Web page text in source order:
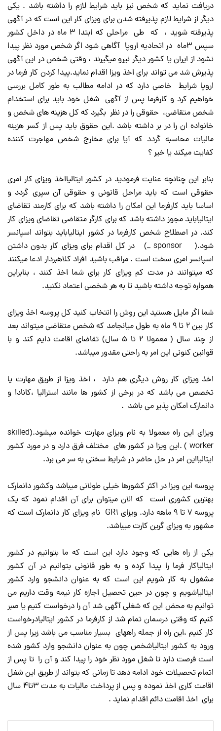
دریافت نماید که شخص نیز باید شرایط لازم را داشته باشد . یکی
دیگر از شرایط لازم پذیرفته شدن برای ویزای کار این است که در آگهی
پذیرفته شوید ، که طی مراحلی که ابتدا ۳ ماه در داخل کشور
سپس ۳ماه در اتحادیه اروپا آگاهی شود اگر شخص مورد نظر پیدا
نشود از ایران یا کشور دیگر نیرو میگیرند ، وقتی شخص در این آگهی
پذیرش شد می تواند برای اخذ ویزا اقدام نماید.پیدا کردن کار فرما در
اروپا شرایط خاصی دارد که در ادامه مطالب به طور کامل بررسی
خواهیم کرد و کارفرما پس از آگهی شغل خود باید برای استخدام
شخص متقاضی، حقوقی را در نظر بگیرد که کل هزینه های شخص و
خانواده ان را در بر داشته باشد .این حقوق باید پس از کسر هزینه
مالیات محاسبه گردد که آیا برای مخارج شخص مهاجرت کننده
کفایت میکند یا خیر ؟
بنابر این چنانچه عنایت فرمودید در کشور ایتالیااخذ ویزای کار امری
حقوقی است که باید مراحل قانونی و حقوقی آن سپری گردد و
اساسا باید کارفرما این امکان را داشته باشد که برای کارمند تقاضای
ایتالیاباید مجوز داشته باشد که برای کارگر متقاضی تقاضای ویزای کار
کند. در اصطلاح شخص کارفرما در کشور ایتالیاباید بتواند اسپانسر
شود.( sponsor _) در کل اقدام برای ویزای کار بدون داشتن
اسپانسر امری سخت است . مراقب باشید افراد کلاهبردار ادعا میکنند
که میتوانند در مدت کم ویزای کار برای شما اخذ کنند ، بنابراین
همواره توجه داشته باشید تا به هر شخصی اعتماد نکنید.
شما اگر مایل هستید این روش را انتخاب کنید کل پروسه اخذ ویزای
کار بین ۲ تا ۹ ماه به طول میانجامد که شخص متقاضی میتواند بعد
از چند سال ( معمولا ۲ تا ۵ سال) تقاضای اقامت دایم کند و با
قوانین کنونی این امر به راحتی مقدور میباشد.
اخذ ویزای کار روش دیگری هم دارد ، اخذ ویزا از طریق مهارت یا
تخصص می باشد که در برخی از کشور ها مانند استرالیا ،کانادا و
دانمارک امکان پذیر می باشد .
ویزای این راه معمولا به نام ویزای مهارت خوانده میشود.(skilled
worker ) .این ویزا در کشور های مختلف فرق دارد و در مورد کشور
ایتالیااین امر در حل حاضر در شرایط سختی به سر می برد.
پروسه این ویزا در اکثر کشورها خیلی طولانی میباشد وکشور دانمارک
بهترین کشوری است که الان میتوان برای آن اقدام نمود که یک
پروسه ۷ تا ۹ ماهه دارد. ویزای GR1 نام ویزای کار دانمارک است که
مشهور به ویزای گرین کارت میباشد.
یکی از راه هایی که وجود دارد این است که ما بتوانیم در کشور
ایتالیاکار فرما را پیدا کرده و به طور قانونی بتوانیم در آن کشور
مشغول به کار شویم این است که به عنوان دانشجو وارد کشور
ایتالیاشویم و چون در حین تحصیل اجازه کار نیمه وقت داریم می
توانیم به محض این که شغلی آگهی شد آن را درخواست کنیم یا صبر
کنیم که وقتی درسمان تمام شد از کارفرما در کشور ایتالیادرخواست
کار کنیم ،این راه از جمله راههای بسیار مناسب می باشد زیرا پس از
ورود به کشور ایتالیاشخص چون به عنوان دانشجو وارد کشور شده
است فرصت دارد تا شغل مورد نظر خود را پیدا کند و آن را تا پس از
اتمام تحصیلات خود ادامه دهد تا زمانی که بتواند از طریق این شغل
اقامت کاری اخذ نموده و پس از پرداخت مالیات به مدت ۳تا۴ سال
برای اخذ اقامت دائم اقدام نماید .